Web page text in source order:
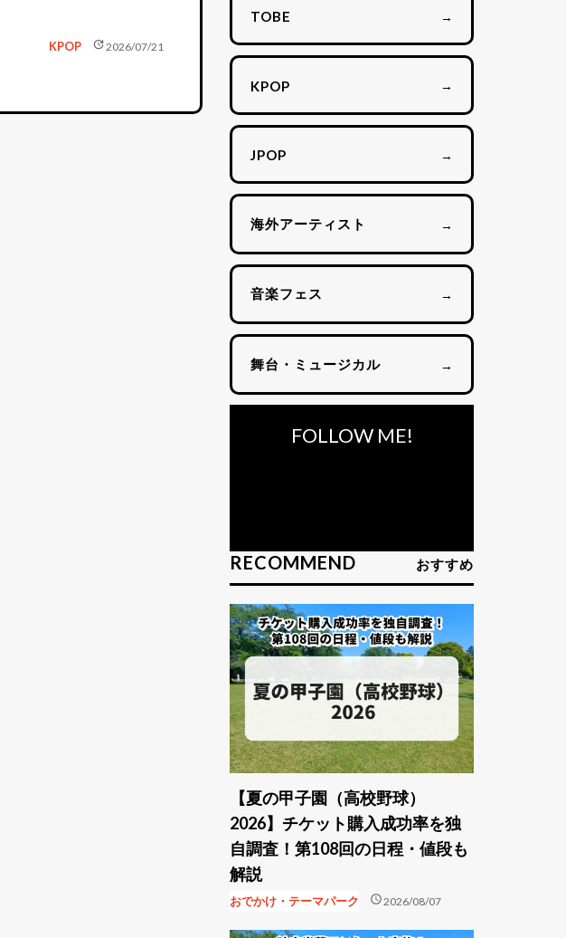
KPOP update2026/07/21
TOBE →
KPOP →
JPOP →
海外アーティスト →
音楽フェス →
舞台・ミュージカル →
FOLLOW ME!
RECOMMEND おすすめ
【夏の甲子園（高校野球）
2026】チケット購入成功率を独
自調査！第108回の日程・値段も
解説
おでかけ・テーマパーク schedule2026/08/07